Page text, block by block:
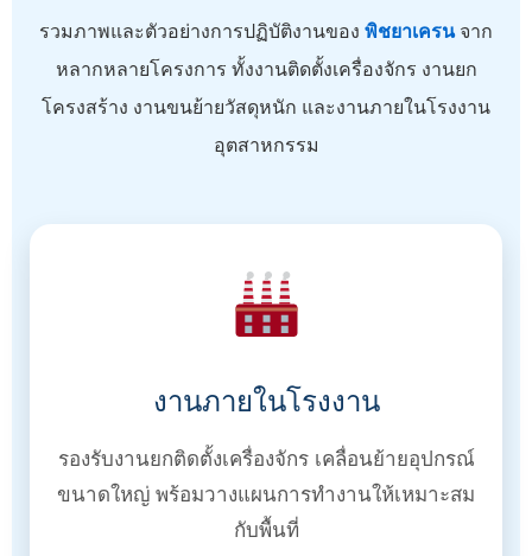
รวมภาพและตัวอย่างการปฏิบัติงานของ พิชยาเครนจาก
หลากหลายโครงการ ทั้งงานติดตั้งเครื่องจักร งานยก
โครงสร้าง งานขนย้ายวัสดุหนัก และงานภายในโรงงาน
อุตสาหกรรม
งานภายในโรงงาน
รองรับงานยกติดตั้งเครื่องจักร เคลื่อนย้ายอุปกรณ์
ขนาดใหญ่ พร้อมวางแผนการทำงานให้เหมาะสม
กับพื้นที่